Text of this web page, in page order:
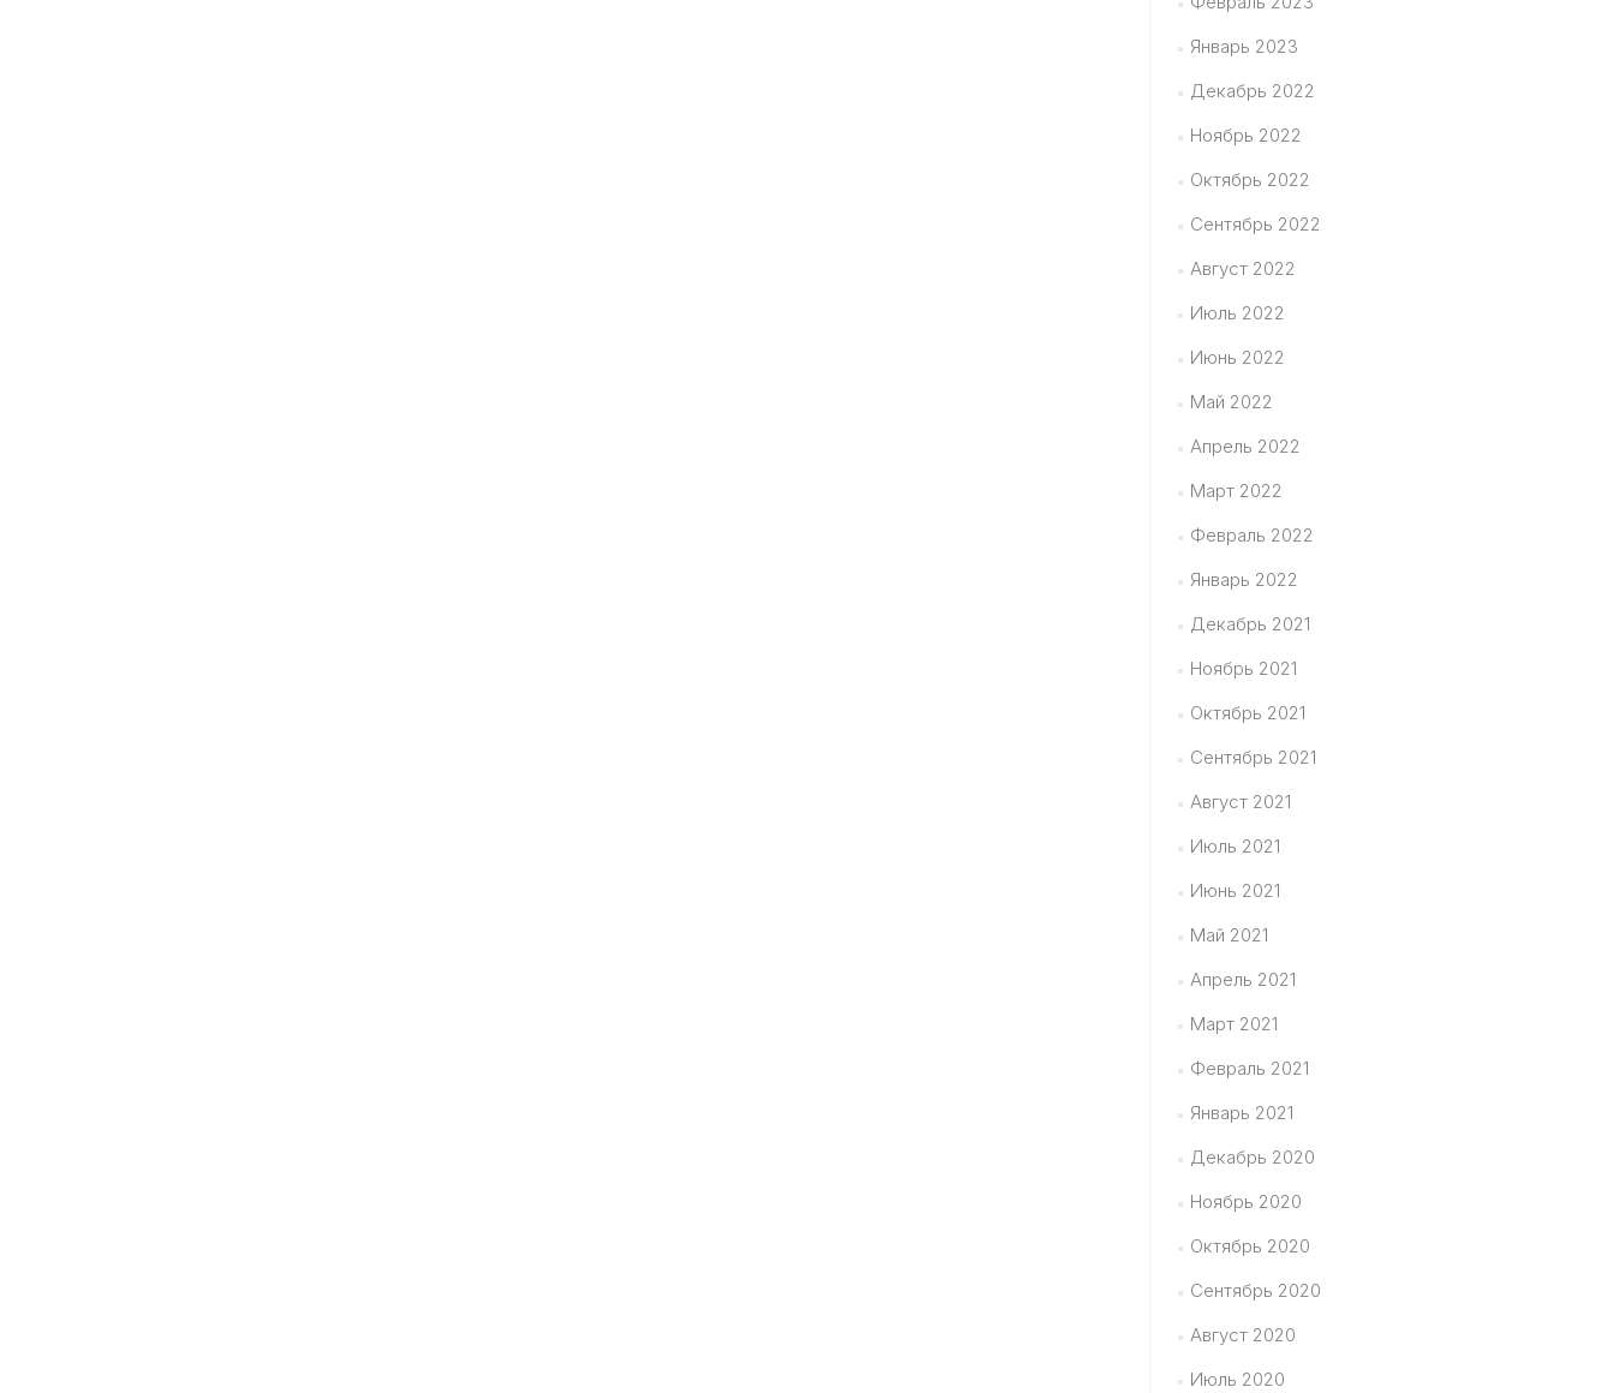
Январь 2023
Декабрь 2022
Ноябрь 2022
Октябрь 2022
Сентябрь 2022
Август 2022
Июль 2022
Июнь 2022
Май 2022
Апрель 2022
Март 2022
Февраль 2022
Январь 2022
Декабрь 2021
Ноябрь 2021
Октябрь 2021
Сентябрь 2021
Август 2021
Июль 2021
Июнь 2021
Май 2021
Апрель 2021
Март 2021
Февраль 2021
Январь 2021
Декабрь 2020
Ноябрь 2020
Октябрь 2020
Сентябрь 2020
Август 2020
Июль 2020